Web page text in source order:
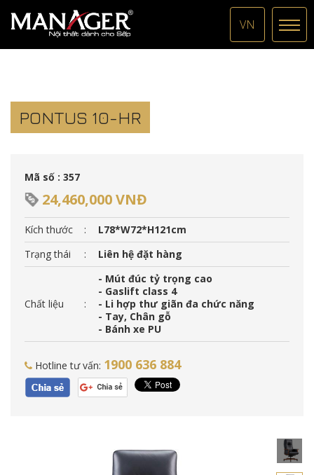
VN
PONTUS 10-HR
Mã số : 357
24,460,000 VNĐ
Kích thước :
L78*W72*H121cm
Trạng thái
: Liên hệ đặt hàng
Chất liệu :
- Mút đúc tỷ trọng cao
- Gaslift class 4
- Li hợp thư giãn đa chức năng
- Tay, Chân gỗ
- Bánh xe PU
Hotline tư vấn: 1900 636 884